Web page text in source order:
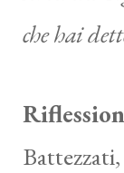
che hai